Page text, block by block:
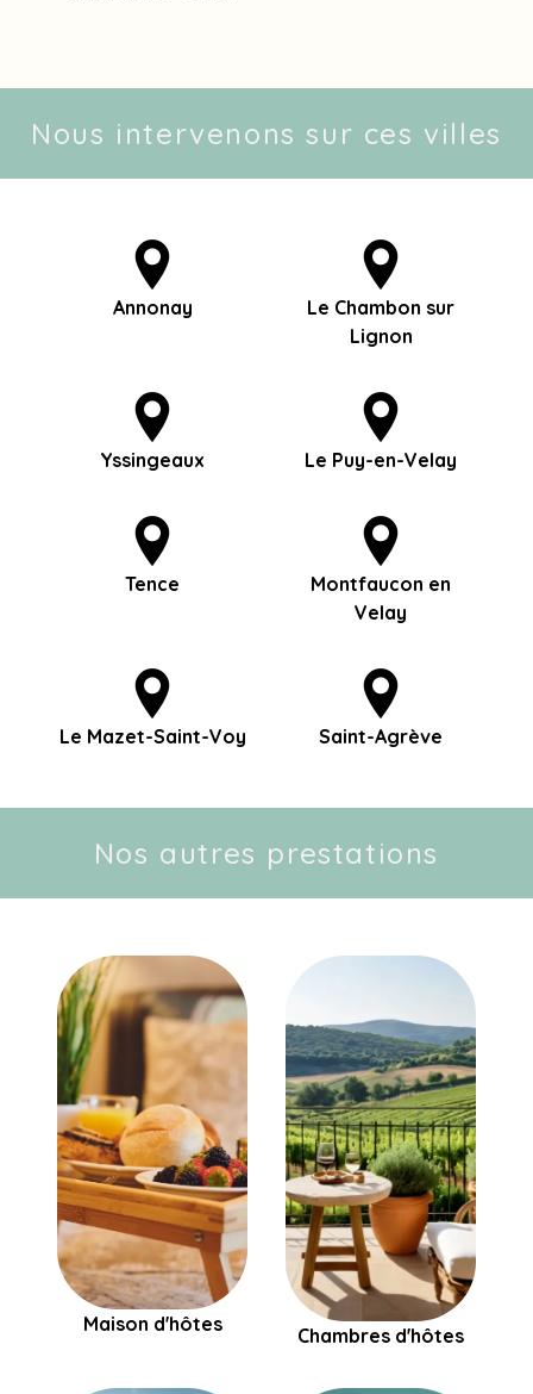
Nous intervenons sur ces villes
Annonay
Le Chambon sur
Lignon
Yssingeaux Le Puy-en-Velay
Tence
Montfaucon en
Velay
Le Mazet-Saint-Voy Saint-Agrève
Nos autres prestations
Maison d'hôtes Chambres d'hôtes